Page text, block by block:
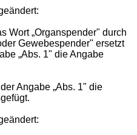
Wort „Organspender" durch
Gewebespender" ersetzt
„Abs. 1" die Angabe
Angabe „Abs. 1" die